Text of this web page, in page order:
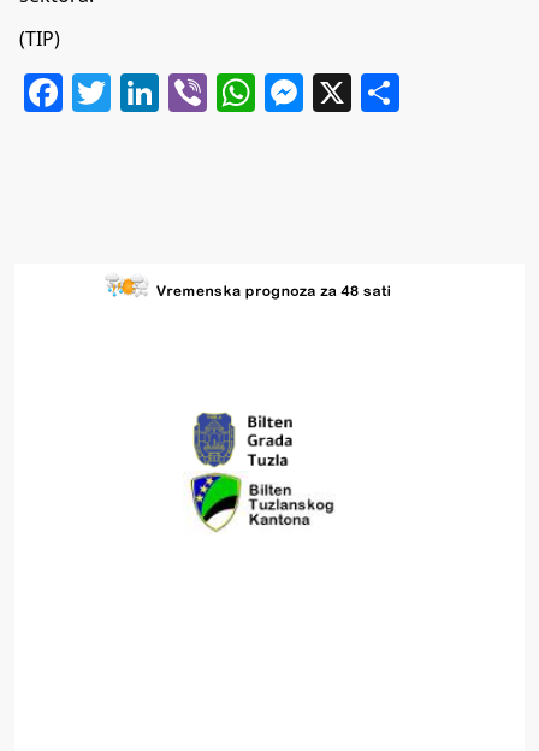
(TIP)
Facebook
Twitter
LinkedIn
ViberWhatsApp
Messenger
X